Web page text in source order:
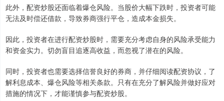
此外，配资炒股还面临着爆仓风险。当股价大幅下跌时，投资者可能
无法及时偿还借款，导致券商强行平仓，造成本金损失。
因此，投资者在进行配资炒股时，需要充分考虑自身的风险承受能力
和资金实力。切勿盲目追逐高收益，而忽视了潜在的风险。
同时，投资者也需要选择信誉良好的券商，并仔细阅读配资协议，了
解利息成本、爆仓风险等相关条款。只有在充分了解风险并做好应对
措施的情况下，才能谨慎参与配资炒股。